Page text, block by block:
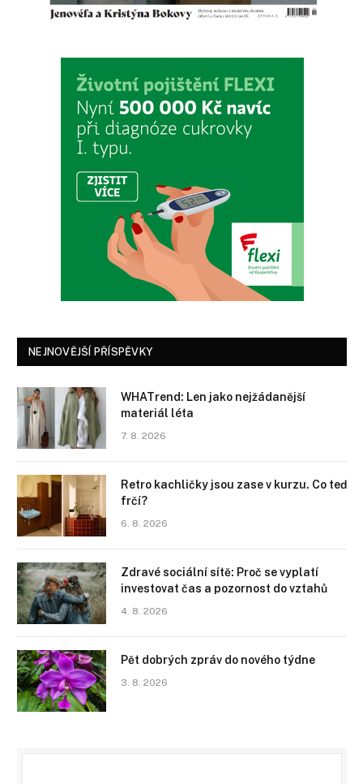
NEJNOVĚJŠÍ PŘÍSPĚVKY
WHATrend: Len jako nejžádanější
materiál léta
7. 8. 2026
Retro kachličky jsou zase v kurzu. Co teď
frčí?
6. 8. 2026
Zdravé sociální sítě: Proč se vyplatí
investovat čas a pozornost do vztahů
4. 8. 2026
Pět dobrých zpráv do nového týdne
3. 8. 2026